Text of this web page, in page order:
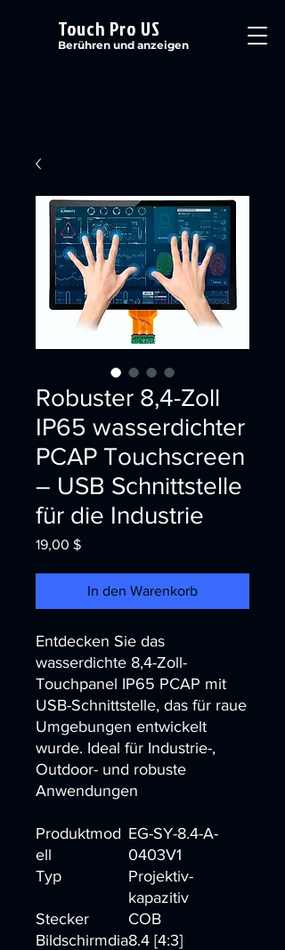
Touch Pro US
Berühren und anzeigen
Robuster 8,4-Zoll
IP65 wasserdichter
PCAP Touchscreen
– USB Schnittstelle
für die Industrie
19,00 $Preis
In den Warenkorb
Entdecken Sie das
wasserdichte 8,4-Zoll-
Touchpanel IP65 PCAP mit
USB-Schnittstelle, das für raue
Umgebungen entwickelt
wurde. Ideal für Industrie-,
Outdoor- und robuste
Anwendungen
Produktmod
ell
EG-SY-8.4-A-
0403V1
Typ
Projektiv-
kapazitiv
Stecker
COB
Bildschirmdia8.4 [4:3]